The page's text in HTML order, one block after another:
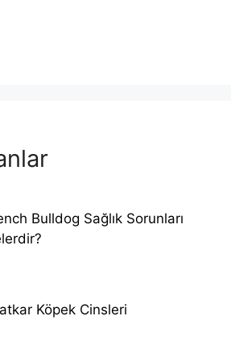
Bulldog Sağlık Sorunları
Köpek Cinsleri